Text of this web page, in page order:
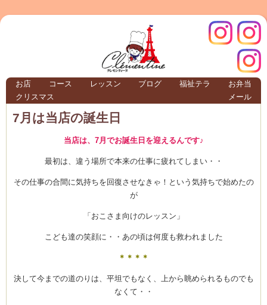
クレモンティーヌ – 新百合ヶ丘の料理教
お店 コース レッスン ブログ 福祉テラ
お弁当
クリスマス
メール
インス
クレモ
7月は当店の誕生日
当店は、7月でお誕生日を迎えるんです♪
最初は、違う場所で本来の仕事に疲れてしまい・・
その仕事の合間に気持ちを回復させなきゃ！という気持ちで始めたの
が
「おこさま向けのレッスン」
こども達の笑顔に・・あの頃は何度も救われました
＊＊＊＊
決して今までの道のりは、平坦でもなく、上から眺められるものでも
なくて・・